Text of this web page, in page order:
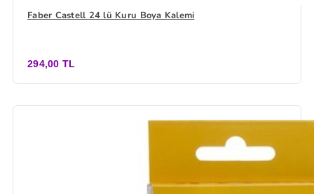
Faber Castell 24 lü Kuru Boya Kalemi
294,00 TL